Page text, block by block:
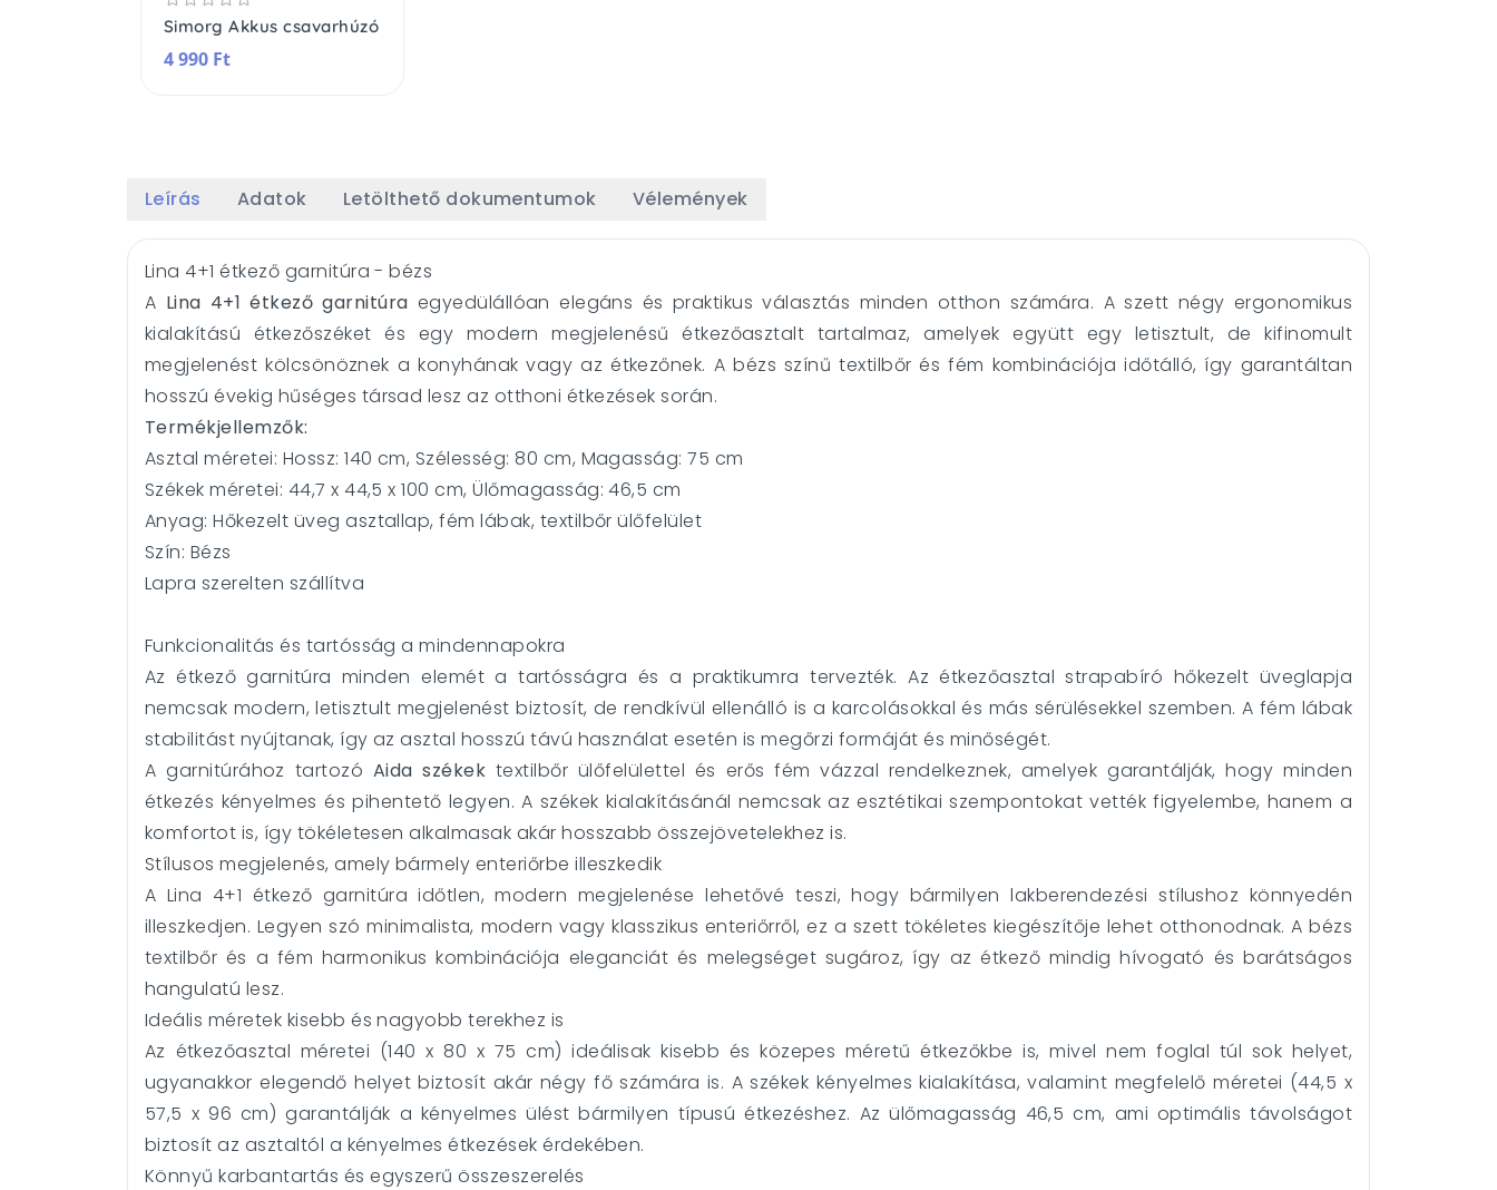
Simorg Akkus csavarhúzó
4 990 Ft
Leírás Adatok Letölthető dokumentumok Vélemények
Lina 4+1 étkező garnitúra - bézs
A Lina 4+1 étkező garnitúra egyedülállóan elegáns és praktikus választás minden otthon számára. A szett négy ergonomikus
kialakítású étkezőszéket és egy modern megjelenésű étkezőasztalt tartalmaz, amelyek együtt egy letisztult, de kifinomult
megjelenést kölcsönöznek a konyhának vagy az étkezőnek. A bézs színű textilbőr és fém kombinációja időtálló, így garantáltan
hosszú évekig hűséges társad lesz az otthoni étkezések során.
Termékjellemzők:
Asztal méretei: Hossz: 140 cm, Szélesség: 80 cm, Magasság: 75 cm
Székek méretei: 44,7 x 44,5 x 100 cm, Ülőmagasság: 46,5 cm
Anyag: Hőkezelt üveg asztallap, fém lábak, textilbőr ülőfelület
Szín: Bézs
Lapra szerelten szállítva
Funkcionalitás és tartósság a mindennapokra
Az étkező garnitúra minden elemét a tartósságra és a praktikumra tervezték. Az étkezőasztal strapabíró hőkezelt üveglapja
nemcsak modern, letisztult megjelenést biztosít, de rendkívül ellenálló is a karcolásokkal és más sérülésekkel szemben. A fém lábak
stabilitást nyújtanak, így az asztal hosszú távú használat esetén is megőrzi formáját és minőségét.
A garnitúrához tartozó Aida székek textilbőr ülőfelülettel és erős fém vázzal rendelkeznek, amelyek garantálják, hogy minden
étkezés kényelmes és pihentető legyen. A székek kialakításánál nemcsak az esztétikai szempontokat vették figyelembe, hanem a
komfortot is, így tökéletesen alkalmasak akár hosszabb összejövetelekhez is.
Stílusos megjelenés, amely bármely enteriőrbe illeszkedik
A Lina 4+1 étkező garnitúra időtlen, modern megjelenése lehetővé teszi, hogy bármilyen lakberendezési stílushoz könnyedén
illeszkedjen. Legyen szó minimalista, modern vagy klasszikus enteriőrről, ez a szett tökéletes kiegészítője lehet otthonodnak. A bézs
textilbőr és a fém harmonikus kombinációja eleganciát és melegséget sugároz, így az étkező mindig hívogató és barátságos
hangulatú lesz.
Ideális méretek kisebb és nagyobb terekhez is
Az étkezőasztal méretei (140 x 80 x 75 cm) ideálisak kisebb és közepes méretű étkezőkbe is, mivel nem foglal túl sok helyet,
ugyanakkor elegendő helyet biztosít akár négy fő számára is. A székek kényelmes kialakítása, valamint megfelelő méretei (44,5 x
57,5 x 96 cm) garantálják a kényelmes ülést bármilyen típusú étkezéshez. Az ülőmagasság 46,5 cm, ami optimális távolságot
biztosít az asztaltól a kényelmes étkezések érdekében.
Könnyű karbantartás és egyszerű összeszerelés